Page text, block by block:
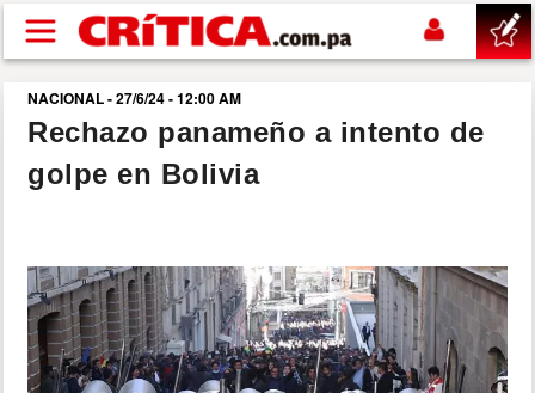
Pasar al contenido principal
buscar
SUCESOS
POLÍTICA
SHOW
NACIONAL - 27/6/24 - 12:00 AM
Rechazo panameño a intento de
golpe en Bolivia